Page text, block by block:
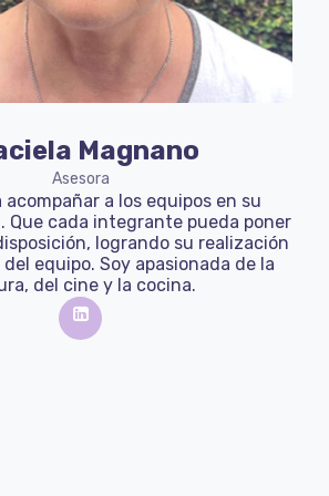
Magnano
Asesora
acompañar a los equipos en su
Que cada integrante pueda poner
logrando su realización
equipo. Soy apasionada de la
del cine y la cocina.